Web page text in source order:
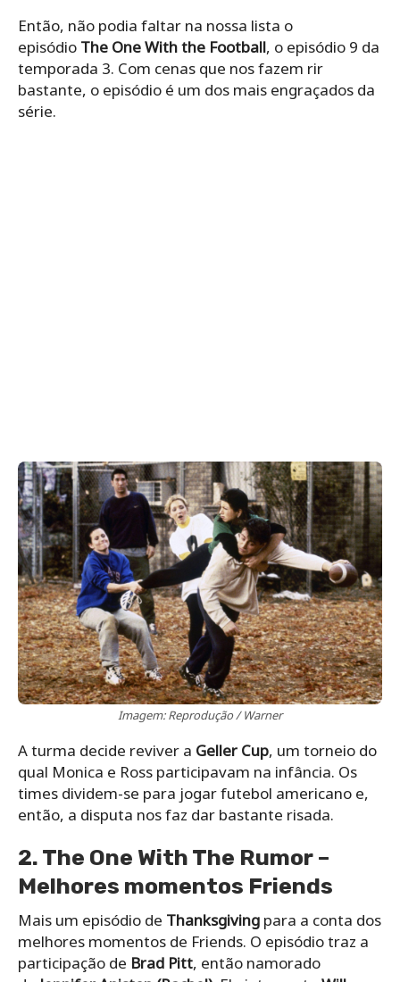
Então, não podia faltar na nossa lista o
episódio The One With the Football, o episódio 9 da
temporada 3. Com cenas que nos fazem rir
bastante, o episódio é um dos mais engraçados da
série.
Imagem: Reprodução / Warner
A turma decide reviver a Geller Cup, um torneio do
qual Monica e Ross participavam na infância. Os
times dividem-se para jogar futebol americano e,
então, a disputa nos faz dar bastante risada.
2. The One With The Rumor –
Melhores momentos Friends
Mais um episódio de Thanksgiving para a conta dos
melhores momentos de Friends. O episódio traz a
participação de Brad Pitt, então namorado